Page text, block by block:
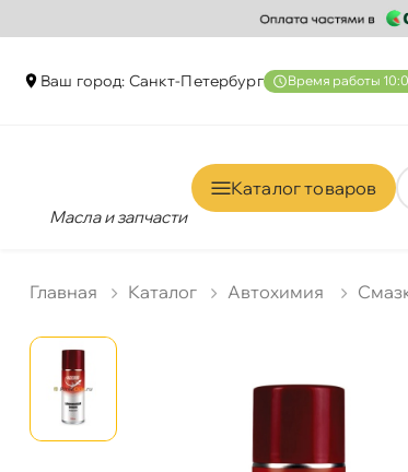
аш город: Санкт-Петербур ремя работы
Масла и запчасти
Каталог товаро
Главная Катало Автохимия